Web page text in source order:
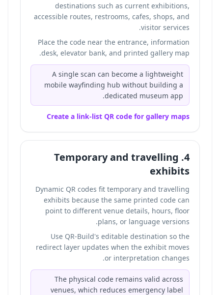
destinations such as current exhibitions,
accessible routes, restrooms, cafes, shops, and
visitor services.
Place the code near the entrance, information
desk, elevator bank, and printed gallery map.
A single scan can become a lightweight
mobile wayfinding hub without building a
dedicated museum app.
Create a link-list QR code for gallery maps
4. Temporary and travelling
exhibits
Dynamic QR codes fit temporary and travelling
exhibits because the same printed code can
point to different venue details, hours, floor
plans, or language versions.
Use QR-Build's editable destination so the
redirect layer updates when the exhibit moves
or interpretation changes.
The physical code remains valid across
venues, which reduces emergency label